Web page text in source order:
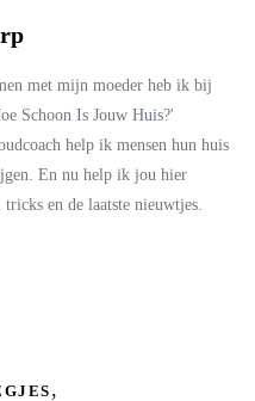
met mijn moeder heb ik bij
Schoon Is Jouw Huis?'
help ik mensen hun huis
En nu help ik jou hier
en de laatste nieuwtjes.
,